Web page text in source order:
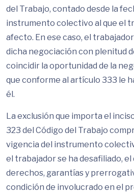
del Trabajo, contado desde la
instrumento colectivo al que el
afecto. En ese caso, el
dicha negociación con plenitud
coincidir la oportunidad de la
que conforme al artículo 333 le
él.
La exclusión que importa el
323 del Código del Trabajo
vigencia del instrumento
el trabajador se ha desafiliado,
derechos, garantías y
condición de involucrado en el